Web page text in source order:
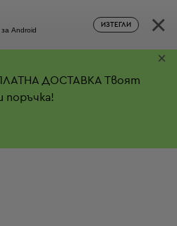
Android
ИЗТЕГЛИ ×
ДОСТАВКА Твоят
поръчка!
×